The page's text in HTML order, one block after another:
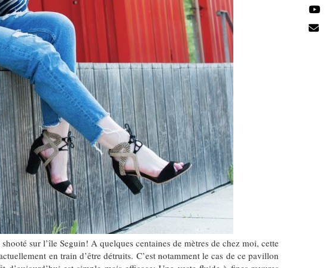
sur l’île Seguin! A quelques centaines de mètres de chez moi, cette
en train d’être détruits. C’est notamment le cas de ce pavillon